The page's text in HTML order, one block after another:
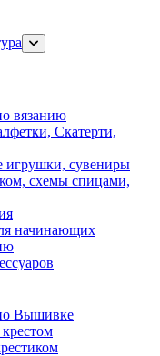
вязанию
Скатерти,
игрушки, сувениры
схемы спицами,
начинающих
Вышивке